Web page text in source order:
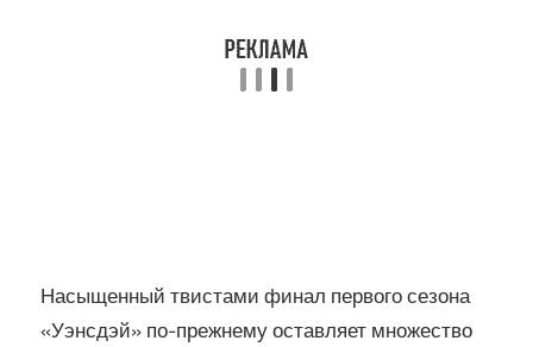
Насыщенный твистами финал первого сезона
«Уэнсдэй» по-прежнему оставляет множество